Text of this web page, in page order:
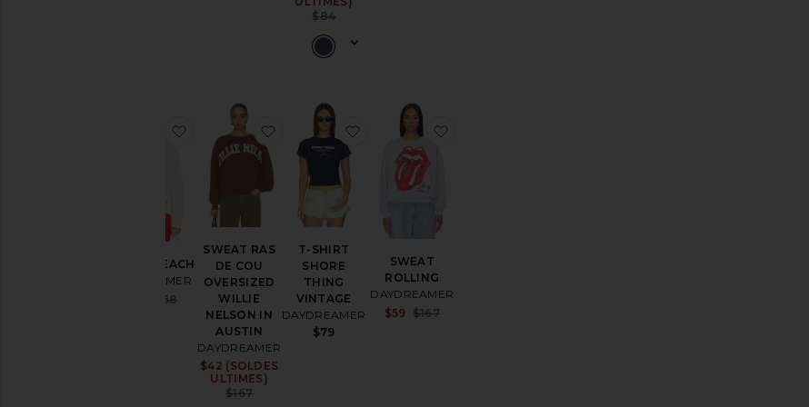
$84
SWEAT BEACH
DAYDREAMER
Sale price:
Previous price:
$158
ajouter aux préférésSWEAT BEACH
SWEAT RAS
DE COU
OVERSIZED
WILLIE
NELSON IN
AUSTIN
DAYDREAMER
$42 (SOLDES
ULTIMES)
$167
ajouter aux préférésSWEAT RAS DE COU OVERSIZED WILLIE NELSON IN AUSTIN
T-SHIRT
SHORE
THING
VINTAGE
DAYDREAMER
$79
ajouter aux préférésT-SHIRT SHORE THING VINTAGE
SWEAT
ROLLING
DAYDREAMER
$59 $167